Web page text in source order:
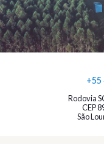
+55
Rodovia
CEP
São